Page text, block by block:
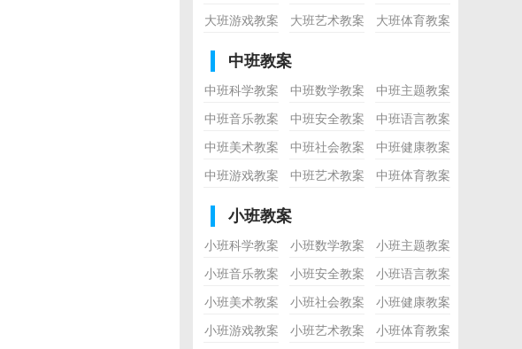
大班游戏教案
大班艺术教案 大班体育教案
中班教案
中班科学教案 中班数学教案
中班主题教案
中班音乐教案
中班安全教案
中班语言教案
中班美术教案
中班社会教案
中班健康教案
中班游戏教案
中班艺术教案 中班体育教案
小班教案
小班科学教案 小班数学教案
小班主题教案
小班音乐教案
小班安全教案
小班语言教案
小班美术教案
小班社会教案
小班健康教案
小班游戏教案
小班艺术教案 小班体育教案